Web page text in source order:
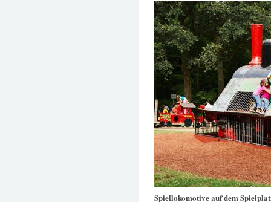
Spiellokomotive auf dem